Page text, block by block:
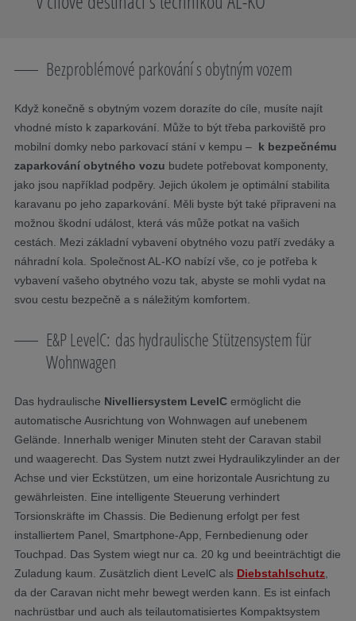
Bezproblémové parkování s obytným vozem
Když konečně s obytným vozem dorazíte do cíle, musíte najít
vhodné místo k zaparkování. Může to být třeba parkoviště pro
mobilní domky nebo parkovací stání v kempu – k bezpečnému
zaparkování obytného vozu budete potřebovat komponenty,
jako jsou například podpěry. Jejich úkolem je optimální stabilita
karavanu po jeho zaparkování. Měli byste být také připraveni na
možnou škodní událost, která vás může potkat na vašich
cestách. Mezi základní vybavení obytného vozu patří zvedáky a
náhradní kola. Společnost AL-KO nabízí vše, co je potřeba k
vybavení vašeho obytného vozu tak, abyste se mohli vydat na
svou cestu bezpečně a s náležitým komfortem.
E&P LevelC: das hydraulische Stützensystem für
Wohnwagen
Das hydraulische Nivelliersystem LevelC ermöglicht die
automatische Ausrichtung von Wohnwagen auf unebenem
Gelände. Innerhalb weniger Minuten steht der Caravan stabil
und waagerecht. Das System nutzt zwei Hydraulikzylinder an der
Achse und vier Eckstützen, um eine horizontale Ausrichtung zu
gewährleisten. Eine intelligente Steuerung verhindert
Torsionskräfte im Chassis. Die Bedienung erfolgt per fest
installiertem Panel, Smartphone-App, Fernbedienung oder
Touchpad. Das System wiegt nur ca. 20 kg und beeinträchtigt die
Zuladung kaum. Zusätzlich dient LevelC als Diebstahlschutz
da der Caravan nicht mehr bewegt werden kann. Es ist einfach
nachrüstbar und auch als teilautomatisiertes Kompaktsystem